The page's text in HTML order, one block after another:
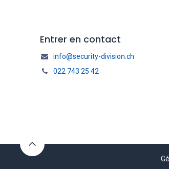
Entrer en contact
info@security-division.ch
022 743 25 42